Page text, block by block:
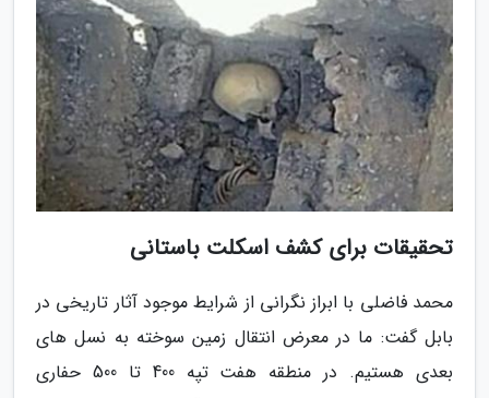
تحقیقات برای کشف اسکلت باستانی
محمد فاضلی با ابراز نگرانی از شرایط موجود آثار تاریخی در
بابل گفت: ما در معرض انتقال زمین سوخته به نسل های
بعدی هستیم. در منطقه هفت تپه 400 تا 500 حفاری